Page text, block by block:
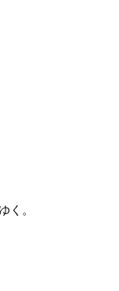
く。